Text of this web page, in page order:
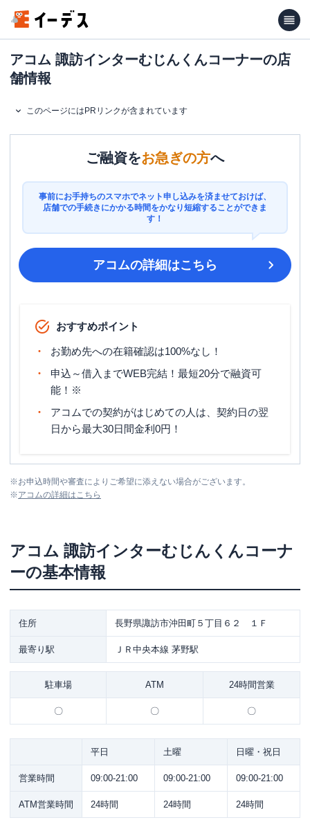
アコム 諏訪インターむじんくんコーナーの店
舗情報
このページにはPRリンクが含まれています
ご融資をお急ぎの方へ
事前にお手持ちのスマホでネット申し込みを済ませておけば、
店舗での手続きにかかる時間をかなり短縮することができま
す！
アコムの詳細はこちら
おすすめポイント
お勤め先への在籍確認は100%なし！
申込～借入までWEB完結！最短20分で融資可
能！※
アコムでの契約がはじめての人は、契約日の翌
日から最大30日間金利0円！
※お申込時間や審査によりご希望に添えない場合がございます。
※アコムの詳細はこちら
アコム 諏訪インターむじんくんコーナ
ーの基本情報
住所 長野県諏訪市沖田町５丁目６２ １Ｆ
最寄り駅 ＪＲ中央本線 茅野駅
駐車場 ATM 24時間営業
〇 〇 〇
平日 土曜 日曜・祝日
営業時間 09:00-21:00 09:00-21:00 09:00-21:00
ATM営業時間 24時間 24時間 24時間